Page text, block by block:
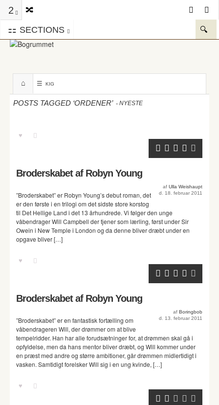
2
SECTIONS
KIG
POSTS TAGGED ‘ORDENER’ - NYESTE
Broderskabet af Robyn Young
af Ulla Weishaupt
d. 18. februar 2011
”Broderskabet” er Robyn Young’s debut roman, det
er den første i en trilogi om det sidste store korstog
til Det Hellige Land i det 13 århundrede. Vi følger den unge
våbendrager Will Campbell der tjener som lærling, først under Sir
Owein i New Temple i London og da denne bliver dræbt under en
opgave bliver […]
Broderskabet af Robyn Young
af Boringbob
d. 13. februar 2011
”Broderskabet” er en fantastisk fortælling om
våbendrageren Will, der drømmer om at blive
tempelridder. Han har alle forudsætninger for, at drømmen skal gå i
opfyldelse, men da hans mentor bliver dræbt, og Will kommer under
en præst med andre og større ambitioner, går drømmen midlertidigt i
vasken. Samtidigt forelsker Will sig i en ung kvinde, […]